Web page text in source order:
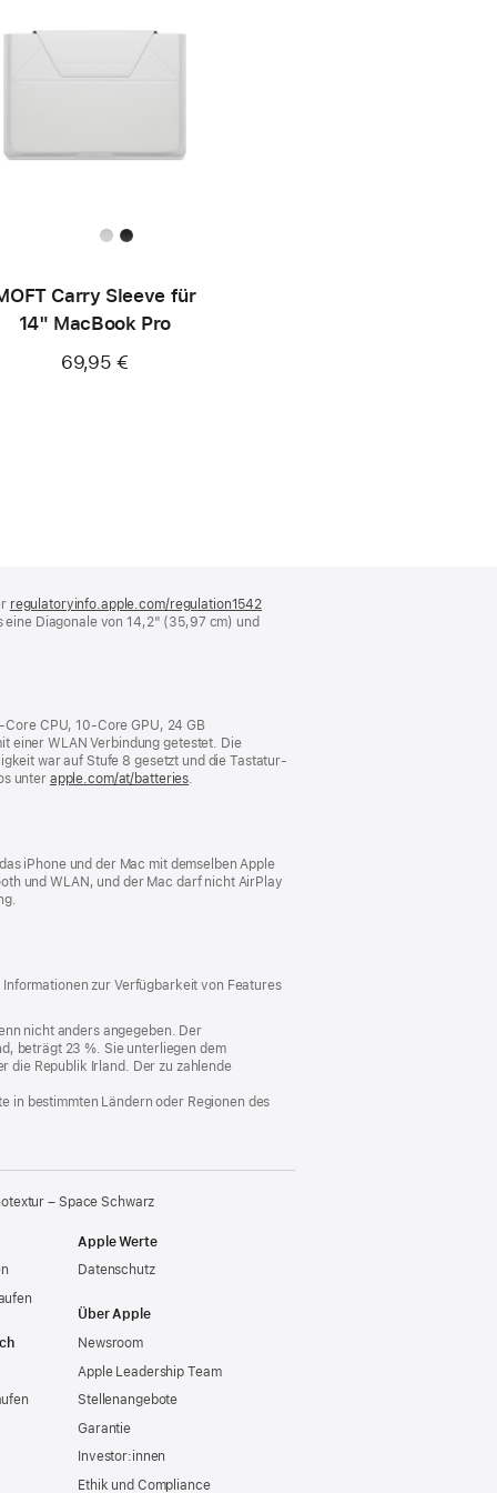
Carry Sleeve für
14" MacBook Pro
69,95 €
regulatoryinfo.apple.com/regulation1542
eine Diagonale von 14,2" (35,97 cm) und
CPU, 10‑Core GPU, 24 GB
einer WLAN Verbindung getestet. Die
war auf Stufe 8 gesetzt und die Tastatur-
unter apple.com/at/batteries.
iPhone und der Mac mit demselben Apple
und WLAN, und der Mac darf nicht AirPlay
zur Verfügbarkeit von Features
nicht anders angegeben. Der
beträgt 23 %. Sie unterliegen dem
die Republik Irland. Der zu zahlende
in bestimmten Ländern oder Regionen des
– Space Schwarz
Apple Werte
Datenschutz
Über Apple
Newsroom
Apple Leadership Team
Stellenangebote
Garantie
Investor:innen
Ethik und Compliance